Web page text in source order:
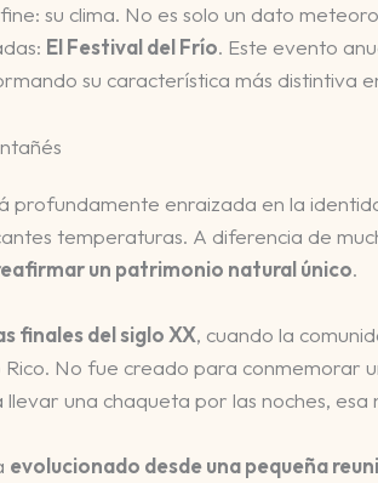
su clima. No es solo un dato
El Festival del Frío. Este evento
su característica más distintiva
profundamente enraizada en la
temperaturas. A diferencia de
un patrimonio natural único.
finales del siglo XX, cuando la
No fue creado para conmemorar
una chaqueta por las noches,
evolucionado desde una pequeña